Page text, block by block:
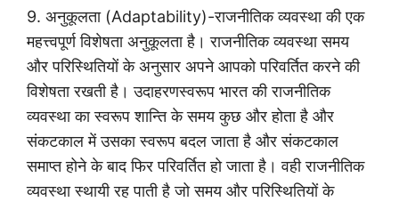
9. अनुकूलता (Adaptability)-राजनीतिक व्यवस्था की एक
महत्त्वपूर्ण विशेषता अनुकूलता है। राजनीतिक व्यवस्था समय
और परिस्थितियों के अनुसार अपने आपको परिवर्तित करने की
विशेषता रखती है। उदाहरणस्वरूप भारत की राजनीतिक
व्यवस्था का स्वरूप शान्ति के समय कुछ और होता है और
संकटकाल में उसका स्वरूप बदल जाता है और संकटकाल
समाप्त होने के बाद फिर परिवर्तित हो जाता है। वही राजनीतिक
व्यवस्था स्थायी रह पाती है जो समय और परिस्थितियों के